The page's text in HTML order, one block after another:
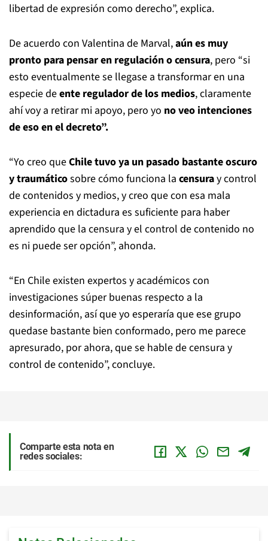
libertad de expresión como derecho”, explica.
De acuerdo con Valentina de Marval,aún es muy
pronto para pensar en regulación o censura, pero “si
esto eventualmente se llegase a transformar en una
especie deente regulador de los medios, claramente
ahí voy a retirar mi apoyo, pero yo no veo intenciones
de eso en el decreto”.
“Yo creo queChile tuvo ya un pasado bastante oscuro
y traumáticosobre cómo funciona la censuray control
de contenidos y medios, y creo que con esa mala
experiencia en dictadura es suficiente para haber
aprendido que la censura y el control de contenido no
es ni puede ser opción”, ahonda.
“En Chile existen expertos y académicos con
investigaciones súper buenas respecto a la
desinformación, así que yo esperaría que ese grupo
quedase bastante bien conformado, pero me parece
apresurado, por ahora, que se hable de censura y
control de contenido”, concluye.
Comparte esta nota en
redes sociales: